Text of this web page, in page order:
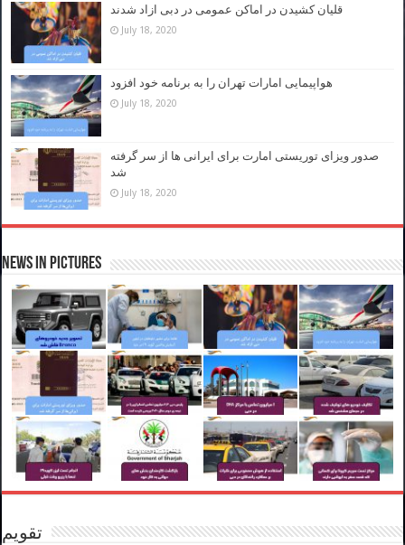
قلیان کشیدن در اماکن عمومی در دبی ازاد شدند
July 18, 2020
هواپیمایی امارات تهران را به برنامه خود افزود
July 18, 2020
صدور ویزای توریستی امارت برای ایرانی ها از سر گرفته
شد
July 18, 2020
News in Pictures
تقویم